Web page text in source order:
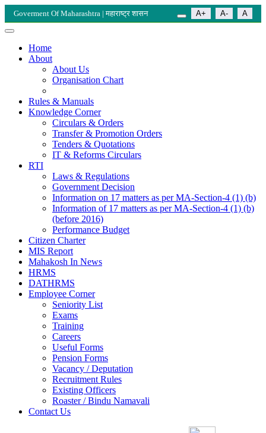
Goverment Of Maharashtra | महाराष्ट्र शासन A+ A- A
Home
About
About Us
Organisation Chart
Rules & Manuals
Knowledge Corner
Circulars & Orders
Transfer & Promotion Orders
Tenders & Quotations
IT & Reforms Circulars
RTI
Laws & Regulations
Government Decision
Information on 17 matters as per MA-Section-4 (1) (b)
Information of 17 matters as per MA-Section-4 (1) (b)
(before 2016)
Performance Budget
Citizen Charter
MIS Report
Mahakosh In News
HRMS
DATHRMS
Employee Corner
Seniority List
Exams
Training
Careers
Useful Forms
Pension Forms
Vacancy / Deputation
Recruitment Rules
Existing Officers
Roaster / Bindu Namavali
Contact Us